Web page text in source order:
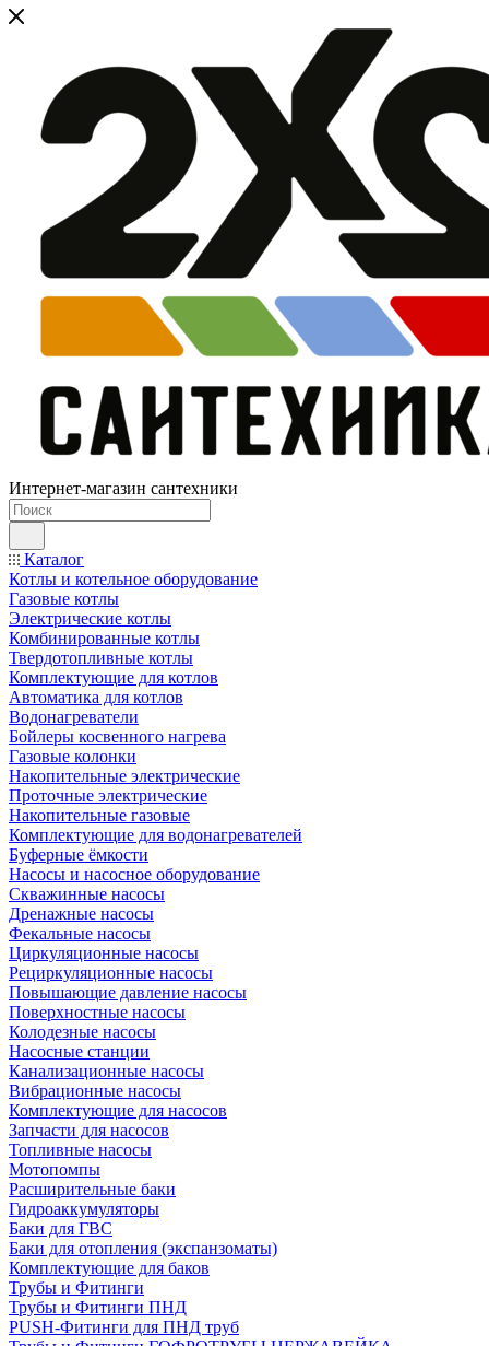
Интернет-магазин сантехники
Каталог
Котлы и котельное оборудование
Газовые котлы
Электрические котлы
Комбинированные котлы
Твердотопливные котлы
Комплектующие для котлов
Автоматика для котлов
Водонагреватели
Бойлеры косвенного нагрева
Газовые колонки
Накопительные электрические
Проточные электрические
Накопительные газовые
Комплектующие для водонагревателей
Буферные ёмкости
Насосы и насосное оборудование
Скважинные насосы
Дренажные насосы
Фекальные насосы
Циркуляционные насосы
Рециркуляционные насосы
Повышающие давление насосы
Поверхностные насосы
Колодезные насосы
Насосные станции
Канализационные насосы
Вибрационные насосы
Комплектующие для насосов
Запчасти для насосов
Топливные насосы
Мотопомпы
Расширительные баки
Гидроаккумуляторы
Баки для ГВС
Баки для отопления (экспанзоматы)
Комплектующие для баков
Трубы и Фитинги
Трубы и Фитинги ПНД
PUSH-Фитинги для ПНД труб